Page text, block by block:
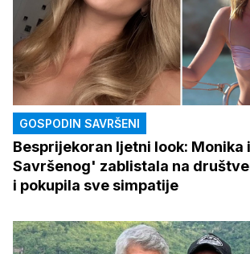
GOSPODIN SAVRŠENI
Besprijekoran ljetni look: Monika
Savršenog' zablistala na
i pokupila sve simpatije